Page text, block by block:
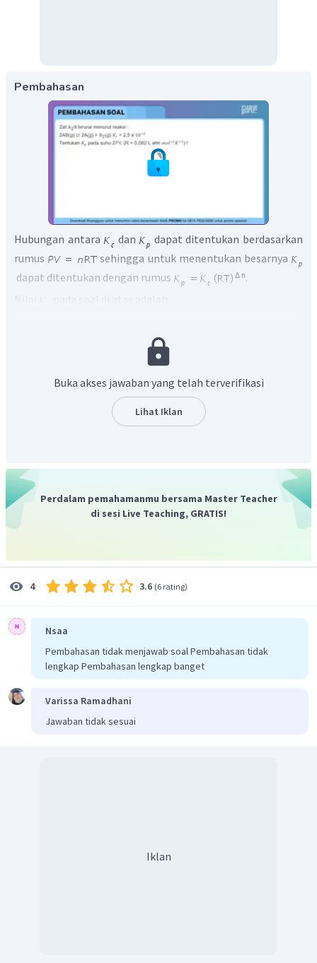
Pembahasan
Hubungan antara dan
dapat ditentukan berdasarkan
rumus
sehingga untuk menentukan besarnya
dapat ditentukan dengan rumus
.
yang terbentuk sebesar 0,615.
Buka akses jawaban yang telah terverifikasi
Lihat Iklan
Perdalam pemahamanmu bersama Master Teacher
di sesi Live Teaching, GRATIS!
4 3.6 (6 rating)
Nsaa
Pembahasan tidak menjawab soal Pembahasan tidak
lengkap Pembahasan lengkap banget
Varissa Ramadhani
Jawaban tidak sesuai
Iklan